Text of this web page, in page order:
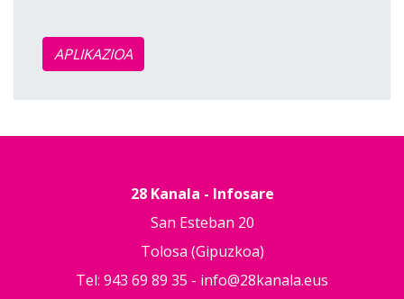
APLIKAZIOA
28 Kanala - Infosare
San Esteban 20
Tolosa (Gipuzkoa)
Tel: 943 69 89 35 - info@28kanala.eus